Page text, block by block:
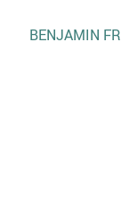
BENJAMIN